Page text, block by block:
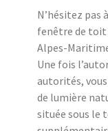
N’hésitez
fenêtre de toit
Alpes-
Une fois
autorités,
de lumière
située sous le